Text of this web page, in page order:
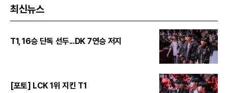
최신뉴스
T1, 16승 단독 선두...DK 7연승 저지
[포토] LCK 1위 지킨 T1